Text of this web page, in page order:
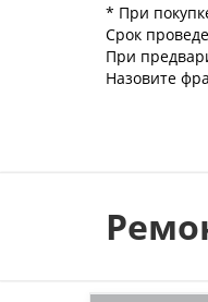
* При
Срок
При
Назовите